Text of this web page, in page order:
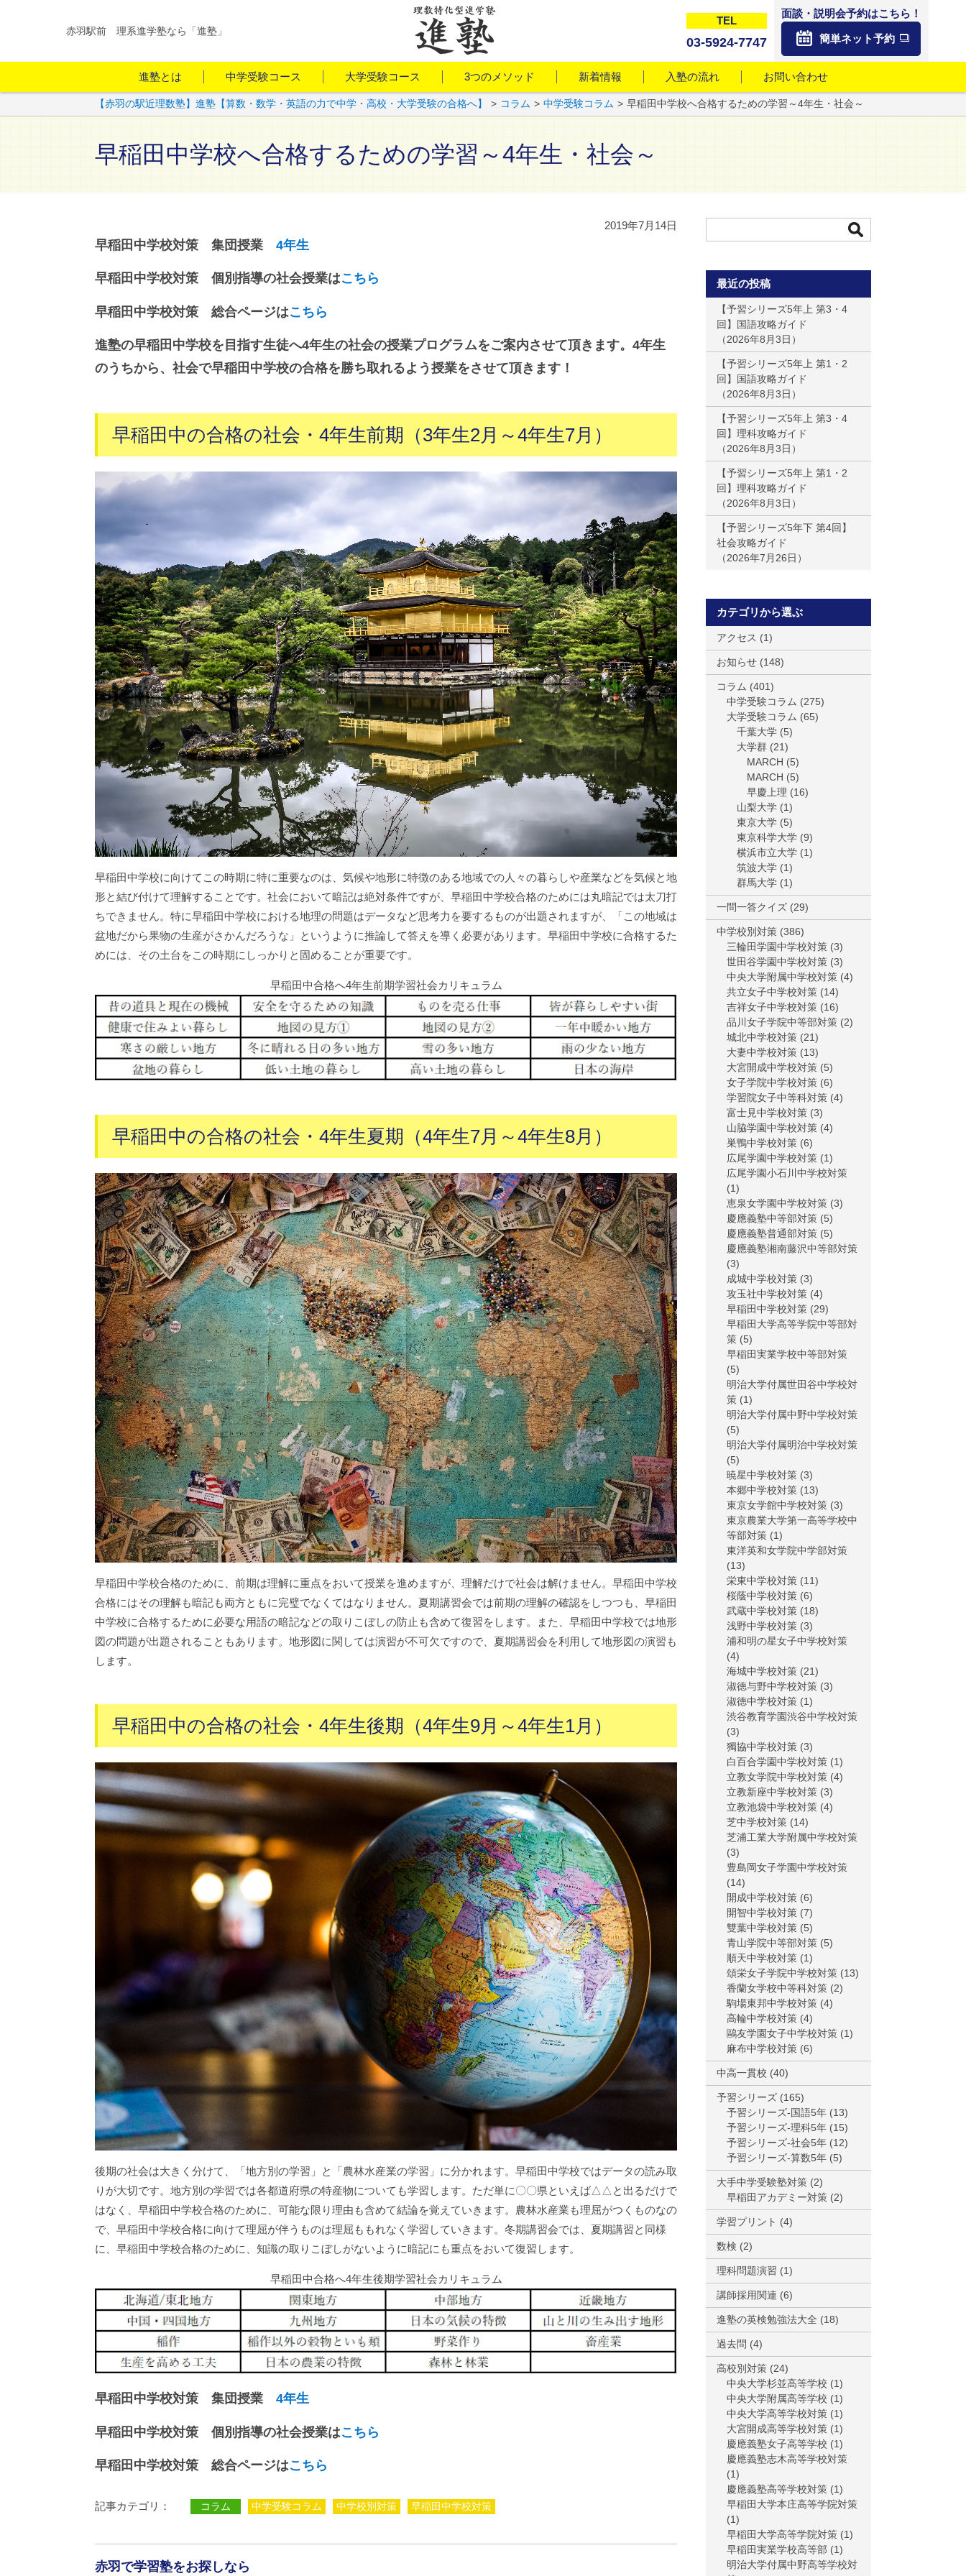
赤羽駅前 理系進学塾なら「進塾」
TEL
03-5924-7747
面談・説明会予約はこちら！
簡単ネット予約
進塾とは 中学受験コース 大学受験コース 3つのメソッド 新着情報 入塾の流れ お問い合わせ
【赤羽の駅近理数塾】進塾【算数・数学・英語の力で中学・高校・大学受験の合格へ】 > コラム > 中学受験コラム > 早稲田中学校へ合格するための学習～4年生・社会～
早稲田中学校へ合格するための学習～4年生・社会～
2019年7月14日
早稲田中学校対策 集団授業 4年生
早稲田中学校対策 個別指導の社会授業はこちら
早稲田中学校対策 総合ページはこちら
進塾の早稲田中学校を目指す生徒へ4年生の社会の授業プログラムをご案内させて頂きます。4年生
のうちから、社会で早稲田中学校の合格を勝ち取れるよう授業をさせて頂きます！
早稲田中の合格の社会・4年生前期（3年生2月～4年生7月）
早稲田中学校に向けてこの時期に特に重要なのは、気候や地形に特徴のある地域での人々の暮らしや産業などを気候と地
形と結び付けて理解することです。社会において暗記は絶対条件ですが、早稲田中学校合格のためには丸暗記では太刀打
ちできません。特に早稲田中学校における地理の問題はデータなど思考力を要するものが出題されますが、「この地域は
盆地だから果物の生産がさかんだろうな」というように推論して答えを導く必要があります。早稲田中学校に合格するた
めには、その土台をこの時期にしっかりと固めることが重要です。
早稲田中合格へ4年生前期学習社会カリキュラム
早稲田中の合格の社会・4年生夏期（4年生7月～4年生8月）
早稲田中学校合格のために、前期は理解に重点をおいて授業を進めますが、理解だけで社会は解けません。早稲田中学校
合格にはその理解も暗記も両方ともに完璧でなくてはなりません。夏期講習会では前期の理解の確認をしつつも、早稲田
中学校に合格するために必要な用語の暗記などの取りこぼしの防止も含めて復習をします。また、早稲田中学校では地形
図の問題が出題されることもあります。地形図に関しては演習が不可欠ですので、夏期講習会を利用して地形図の演習も
します。
早稲田中の合格の社会・4年生後期（4年生9月～4年生1月）
後期の社会は大きく分けて、「地方別の学習」と「農林水産業の学習」に分かれます。早稲田中学校ではデータの読み取
りが大切です。地方別の学習では各都道府県の特産物についても学習します。ただ単に〇〇県といえば△△と出るだけで
はなく、早稲田中学校合格のために、可能な限り理由も含めて結論を覚えていきます。農林水産業も理屈がつくものなの
で、早稲田中学校合格に向けて理屈が伴うものは理屈ももれなく学習していきます。冬期講習会では、夏期講習と同様
に、早稲田中学校合格のために、知識の取りこぼしがないように暗記にも重点をおいて復習します。
早稲田中合格へ4年生後期学習社会カリキュラム
早稲田中学校対策 集団授業 4年生
早稲田中学校対策 個別指導の社会授業はこちら
早稲田中学校対策 総合ページはこちら
記事カテゴリ： コラム 中学受験コラム 中学校別対策 早稲田中学校対策
赤羽で学習塾をお探しなら
最近の投稿
【予習シリーズ5年上 第3・4
回】国語攻略ガイド
2026年8月3日
【予習シリーズ5年上 第1・2
回】国語攻略ガイド
2026年8月3日
【予習シリーズ5年上 第3・4
回】理科攻略ガイド
2026年8月3日
【予習シリーズ5年上 第1・2
回】理科攻略ガイド
2026年8月3日
【予習シリーズ5年下 第4回】
社会攻略ガイド
2026年7月26日
カテゴリから選ぶ
アクセス (1)
お知らせ (148)
コラム (401)
中学受験コラム (275)
大学受験コラム (65)
千葉大学 (5)
大学群 (21)
MARCH (5)
MARCH (5)
早慶上理 (16)
山梨大学 (1)
東京大学 (5)
東京科学大学 (9)
横浜市立大学 (1)
筑波大学 (1)
群馬大学 (1)
一問一答クイズ (29)
中学校別対策 (386)
三輪田学園中学校対策 (3)
世田谷学園中学校対策 (3)
中央大学附属中学校対策 (4)
共立女子中学校対策 (14)
吉祥女子中学校対策 (16)
品川女子学院中等部対策 (2)
城北中学校対策 (21)
大妻中学校対策 (13)
大宮開成中学校対策 (5)
女子学院中学校対策 (6)
学習院女子中等科対策 (4)
富士見中学校対策 (3)
山脇学園中学校対策 (4)
巣鴨中学校対策 (6)
広尾学園中学校対策 (1)
広尾学園小石川中学校対策
(1)
恵泉女学園中学校対策 (3)
慶應義塾中等部対策 (5)
慶應義塾普通部対策 (5)
慶應義塾湘南藤沢中等部対策
(3)
成城中学校対策 (3)
攻玉社中学校対策 (4)
早稲田中学校対策 (29)
早稲田大学高等学院中等部対
策 (5)
早稲田実業学校中等部対策
(5)
明治大学付属世田谷中学校対
策 (1)
明治大学付属中野中学校対策
(5)
明治大学付属明治中学校対策
(5)
暁星中学校対策 (3)
本郷中学校対策 (13)
東京女学館中学校対策 (3)
東京農業大学第一高等学校中
等部対策 (1)
東洋英和女学院中学部対策
(13)
栄東中学校対策 (11)
桜蔭中学校対策 (6)
武蔵中学校対策 (18)
浅野中学校対策 (3)
浦和明の星女子中学校対策
(4)
海城中学校対策 (21)
淑徳与野中学校対策 (3)
淑徳中学校対策 (1)
渋谷教育学園渋谷中学校対策
(3)
獨協中学校対策 (3)
白百合学園中学校対策 (1)
立教女学院中学校対策 (4)
立教新座中学校対策 (3)
立教池袋中学校対策 (4)
芝中学校対策 (14)
芝浦工業大学附属中学校対策
(3)
豊島岡女子学園中学校対策
(14)
開成中学校対策 (6)
開智中学校対策 (7)
雙葉中学校対策 (5)
青山学院中等部対策 (5)
順天中学校対策 (1)
頌栄女子学院中学校対策 (13)
香蘭女学校中等科対策 (2)
駒場東邦中学校対策 (4)
高輪中学校対策 (4)
鷗友学園女子中学校対策 (1)
麻布中学校対策 (6)
中高一貫校 (40)
予習シリーズ (165)
予習シリーズ-国語5年 (13)
予習シリーズ-理科5年 (15)
予習シリーズ-社会5年 (12)
予習シリーズ-算数5年 (5)
大手中学受験塾対策 (2)
早稲田アカデミー対策 (2)
学習プリント (4)
数検 (2)
理科問題演習 (1)
講師採用関連 (6)
進塾の英検勉強法大全 (18)
過去問 (4)
高校別対策 (24)
中央大学杉並高等学校 (1)
中央大学附属高等学校 (1)
中央大学高等学校対策 (1)
大宮開成高等学校対策 (1)
慶應義塾女子高等学校 (1)
慶應義塾志木高等学校対策
(1)
慶應義塾高等学校対策 (1)
早稲田大学本庄高等学院対策
(1)
早稲田大学高等学院対策 (1)
早稲田実業学校高等部 (1)
明治大学付属中野高等学校対